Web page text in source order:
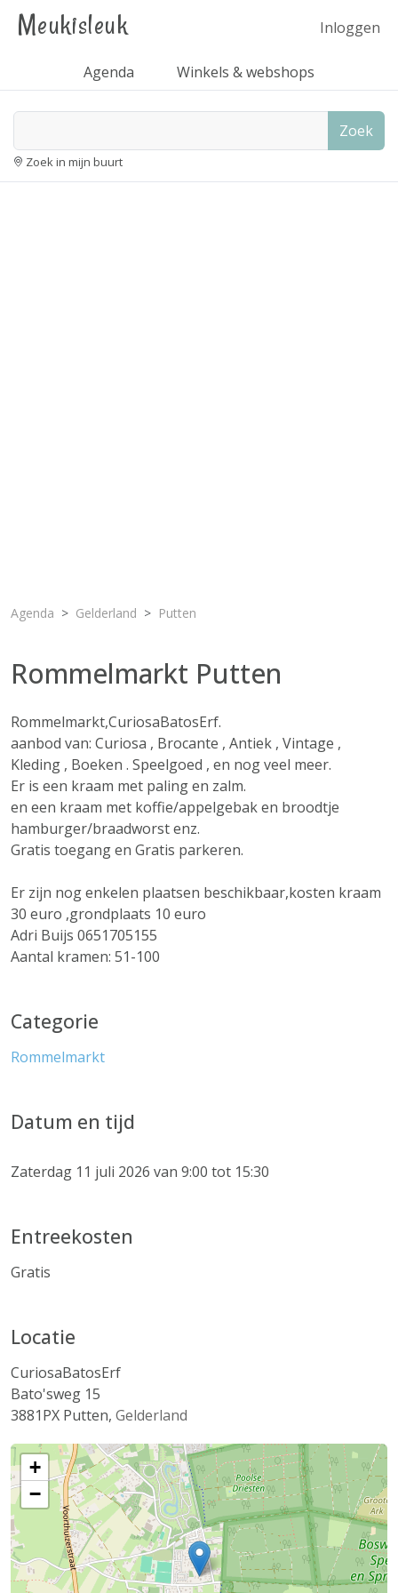
Meukisleuk Inloggen
Agenda Winkels & webshops
Zoek
Zoek in mijn buurt
Agenda Gelderland Putten
Rommelmarkt Putten
Rommelmarkt,CuriosaBatosErf.
aanbod van: Curiosa , Brocante , Antiek , Vintage ,
Kleding , Boeken . Speelgoed , en nog veel meer.
Er is een kraam met paling en zalm.
en een kraam met koffie/appelgebak en broodtje
hamburger/braadworst enz.
Gratis toegang en Gratis parkeren.
Er zijn nog enkelen plaatsen beschikbaar,kosten kraam
30 euro ,grondplaats 10 euro
Adri Buijs 0651705155
Aantal kramen: 51-100
Categorie
Rommelmarkt
Datum en tijd
Zaterdag 11 juli 2026 van 9:00 tot 15:30
Entreekosten
Gratis
Locatie
CuriosaBatosErf
Bato'sweg 15
3881PX Putten, Gelderland
+
−